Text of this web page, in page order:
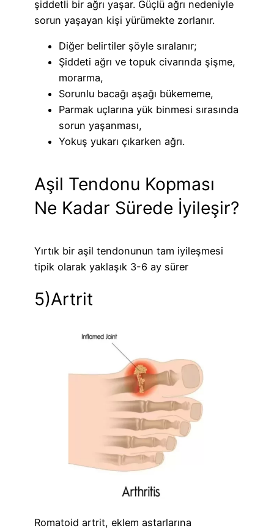
şiddetli bir ağrı yaşar. Güçlü ağrı nedeniyle
sorun yaşayan kişi yürümekte zorlanır.
Diğer belirtiler şöyle sıralanır;
Şiddeti ağrı ve topuk civarında şişme,
morarma,
Sorunlu bacağı aşağı bükememe,
Parmak uçlarına yük binmesi sırasında
sorun yaşanması,
Yokuş yukarı çıkarken ağrı.
Aşil Tendonu Kopması
Ne Kadar Sürede İyileşir?
Yırtık bir aşil tendonunun tam iyileşmesi
tipik olarak yaklaşık 3-6 ay sürer
5)Artrit
Romatoid artrit, eklem astarlarına